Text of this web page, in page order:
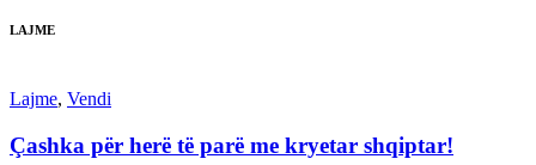
LAJME
Lajme, Vendi
Çashka për herë të parë me kryetar shqiptar!